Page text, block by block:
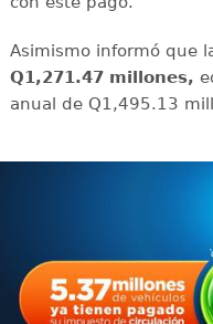
Asimismo informó que
Q1,271.47 millones,
anual de Q1,495.13